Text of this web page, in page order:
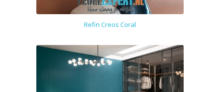
Refin Creos Coral